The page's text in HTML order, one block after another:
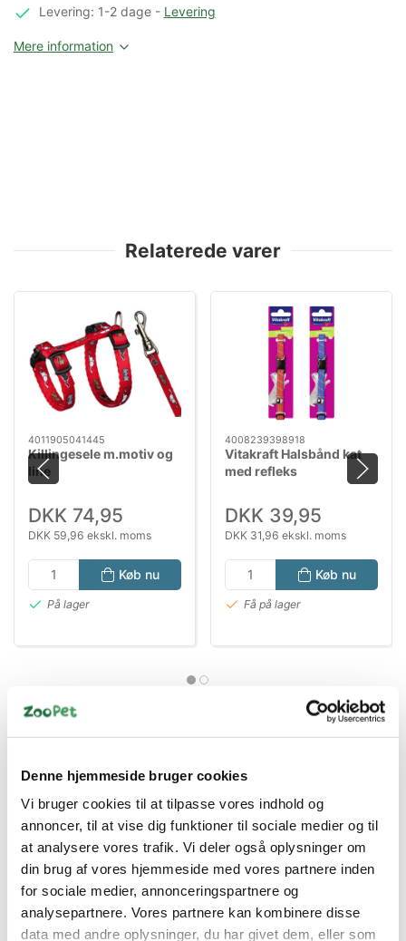
Denne hjemmeside bruger cookies
Vi bruger cookies til at tilpasse vores indhold og
annoncer, til at vise dig funktioner til sociale medier og til
at analysere vores trafik. Vi deler også oplysninger om
din brug af vores hjemmeside med vores partnere inden
for sociale medier, annonceringspartnere og
analysepartnere. Vores partnere kan kombinere disse
data med andre oplysninger, du har givet dem, eller som
Levering: 1-2 dage- Levering
Mere information
Relaterede varer
4011905041445
Killingesele m.motiv og
line
DKK 74,95
DKK 59,96 ekskl. moms
Køb nu
På lager
4008239398918
Vitakraft Halsbånd kat
med refleks
DKK 39,95
DKK 31,96 ekskl. moms
Køb nu
Få på lager
Andre kunder købte også disse
produkter